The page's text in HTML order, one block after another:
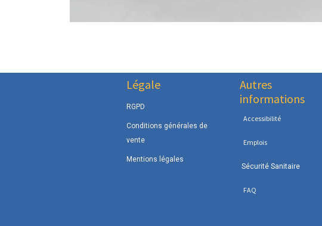
Légale
RGPD
Conditions générales de
vente
Mentions légales
Autres
informations
Accessibilité
Emplois
Sécurité Sanitaire
FAQ